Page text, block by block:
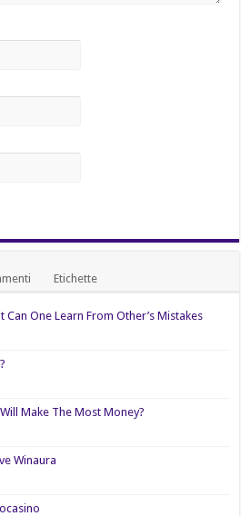
Etichette
One Learn From Other’s Mistakes
Make The Most Money?
Winaura